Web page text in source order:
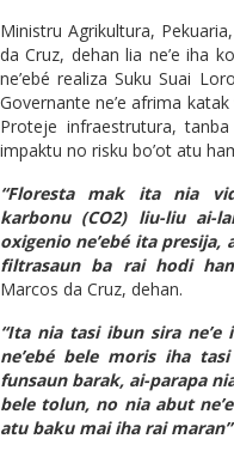
Ministru Agrikultura,
da Cruz, dehan lia ne’e iha
ne’ebé realiza Suku Suai
Governante ne’e afrima
Proteje infraestrutura,
impaktu no risku bo’ot atu
“Floresta mak ita nia
karbonu (CO2) liu-liu ai-
oxigenio ne’ebé ita
filtrasaun ba rai hodi
Marcos da Cruz, dehan.
“Ita nia tasi ibun sira
ne’ebé bele moris iha
funsaun barak, ai-parapa
bele tolun, no nia abut
atu baku mai iha rai maran”